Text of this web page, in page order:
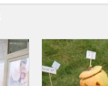
Erasmus+
projekto
nariai